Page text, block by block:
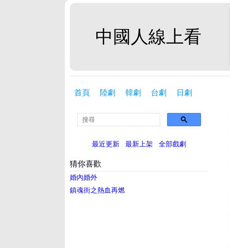
中國人線上看
首頁 陸劇 韓劇 台劇 日劇
最近更新 最新上架 全部戲劇
猜你喜歡
婚內婚外
鎮魂街之熱血再燃